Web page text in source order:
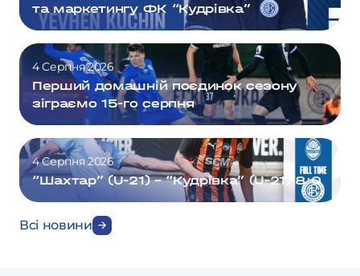
та маркетингу ФК “Кудрівка”
4 Серпня 2026
Перший домашній поєдинок сезону
зіграємо 15-го серпня
4 Серпня 2026
“Шахтар” (U-21) – “Кудрівка” (U-21) 8:0
Всі новини